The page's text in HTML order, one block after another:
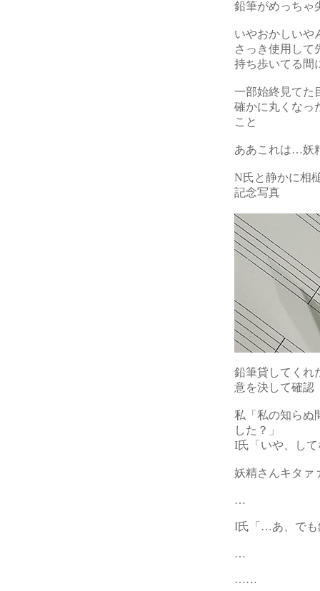
鉛筆がめっちゃ
いやおかしいや
さっき使用して
持ち歩いてる間
一部始終見てた
確かに丸くなっ
こと
ああこれは…妖
N氏と静かに相
記念写真
鉛筆貸してくれ
意を決して確認
私「私の知らぬ
した？」
I氏「いや、し
妖精さんキタァ
…
I氏「…あ、でも
…
……